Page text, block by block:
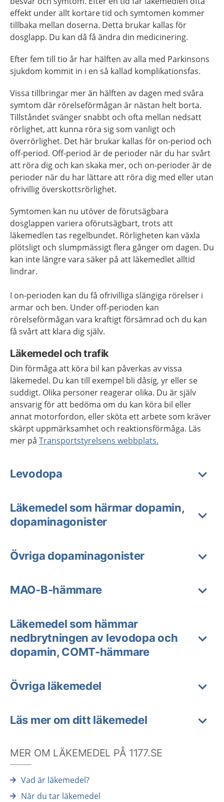
effekt under allt kortare tid och symtomen kommer
tillbaka mellan doserna. Detta brukar kallas för
dosglapp. Du kan då få ändra din medicinering.
Efter fem till tio år har hälften av alla med Parkinsons
sjukdom kommit in i en så kallad komplikationsfas.
Vissa tillbringar mer än hälften av dagen med svåra
symtom där rörelseförmågan är nästan helt borta.
Tillståndet svänger snabbt och ofta mellan nedsatt
rörlighet, att kunna röra sig som vanligt och
överrörlighet. Det här brukar kallas för on-period och
off-period. Off-period är de perioder när du har svårt
att röra dig och kan skaka mer, och on-perioder är de
perioder när du har lättare att röra dig med eller utan
ofrivillig överskottsrörlighet.
Symtomen kan nu utöver de förutsägbara
dosglappen variera oförutsägbart, trots att
läkemedlen tas regelbundet. Rörligheten kan växla
plötsligt och slumpmässigt flera gånger om dagen. Du
kan inte längre vara säker på att läkemedlet alltid
lindrar.
I on-perioden kan du få ofrivilliga slängiga rörelser i
armar och ben. Under off-perioden kan
rörelseförmågan vara kraftigt försämrad och du kan
få svårt att klara dig själv.
Läkemedel och trafik
Din förmåga att köra bil kan påverkas av vissa
läkemedel. Du kan till exempel bli dåsig, yr eller se
suddigt. Olika personer reagerar olika. Du är själv
ansvarig för att bedöma om du kan köra bil eller
annat motorfordon, eller sköta ett arbete som kräver
skärpt uppmärksamhet och reaktionsförmåga. Läs
mer på Transportstyrelsens webbplats.
Levodopa
Läkemedel som härmar dopamin,
dopaminagonister
Övriga dopaminagonister
MAO-B-hämmare
Läkemedel som hämmar
nedbrytningen av levodopa och
dopamin, COMT-hämmare
Övriga läkemedel
Läs mer om ditt läkemedel
MER OM LÄKEMEDEL PÅ 1177.SE
Vad är läkemedel?
När du tar läkemedel